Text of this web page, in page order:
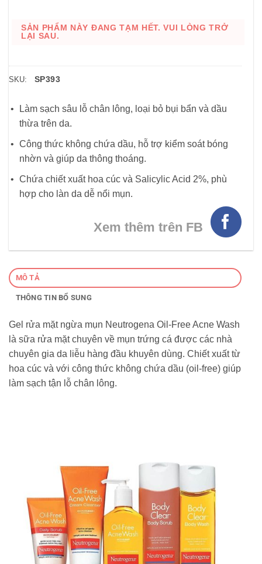
SẢN PHẨM NÀY ĐANG TẠM HẾT. VUI LÒNG TRỞ
LẠI SAU.
SKU: SP393
Làm sạch sâu lỗ chân lông, loại bỏ bụi bẩn và dầu
thừa trên da.
Công thức không chứa dầu, hỗ trợ kiểm soát bóng
nhờn và giúp da thông thoáng.
Chứa chiết xuất hoa cúc và Salicylic Acid 2%, phù
hợp cho làn da dễ nổi mụn.
Xem thêm trên FB
MÔ TẢ
THÔNG TIN BỔ SUNG
Gel rửa mặt ngừa mụn Neutrogena Oil-Free Acne Wash
là sữa rửa mặt chuyên về mụn trứng cá được các nhà
chuyên gia da liễu hàng đầu khuyên dùng. Chiết xuất từ
hoa cúc và với công thức không chứa dầu (oil-free) giúp
làm sạch tận lỗ chân lông.